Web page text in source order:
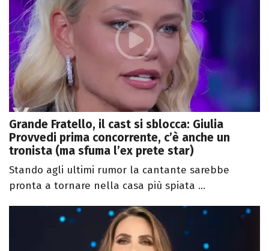
Grande Fratello, il cast si sblocca: Giulia
Provvedi prima concorrente, c’è anche un
tronista (ma sfuma l’ex prete star)
Stando agli ultimi rumor la cantante sarebbe
pronta a tornare nella casa più spiata ...